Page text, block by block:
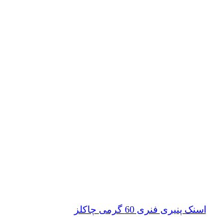
اسنک پنیری فنری 60 گرمی چاکلز